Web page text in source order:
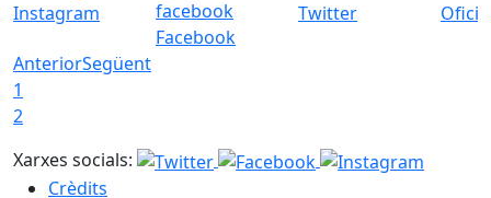
Instagram
Facebook
Twitter
AnteriorSegüent
1
2
Xarxes socials:
Crèdits